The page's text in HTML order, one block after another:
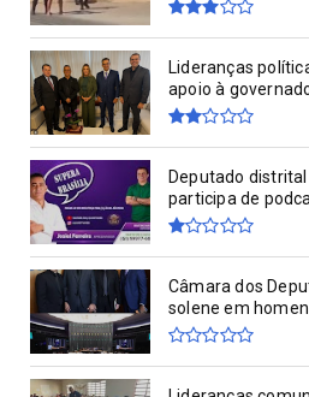
Lideranças
apoio à
Deputado
participa de
Câmara dos
solene em